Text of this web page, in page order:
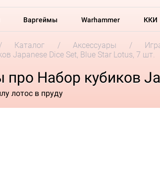
Варгеймы Warhammer ККИ
Каталог Аксессуары
Japanese Dice Set, Blue Star Lotus, 7 шт.
про Набор кубиков
лотос в пруду